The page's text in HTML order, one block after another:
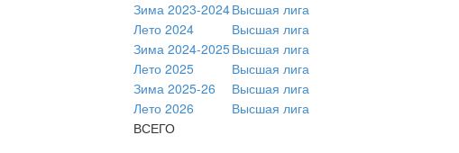
Зима 2023-2024Высшая лига
Лето 2024
Высшая лига
Зима 2024-2025Высшая лига
Лето 2025
Высшая лига
Зима 2025-26
Высшая лига
Лето 2026
Высшая лига
ВСЕГО